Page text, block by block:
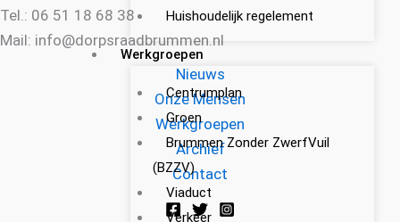
Huishoudelijk regelement
Werkgroepen
Centrumplan
Groen
Brummen Zonder ZwerfVuil
(BZZV)
Viaduct
Verkeer
Tel.: 06 51 18 68 38
Mail: info@dorpsraadbrummen.nl
Nieuws
Onze Mensen
Werkgroepen
Archief
Contact